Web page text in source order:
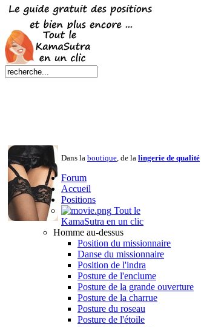
Dans la boutique, de la lingerie de qualité
Forum
Accueil
Positions
Tout le
KamaSutra en un clic
Homme au-dessus
Position du missionnaire
Danse du missionnaire
Position de l'indra
Posture de l'enclume
Posture de la grande ouverture
Posture de la charrue
Posture du roseau
Posture de l'étoile